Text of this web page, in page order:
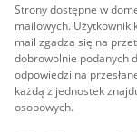
Strony dostępne w
mailowych. Użytkownik
mail zgadza się na
dobrowolnie podanych
odpowiedzi na
każdą z jednostek
osobowych.